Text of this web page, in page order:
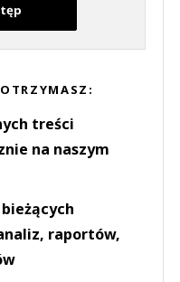
treści
na naszym
raportów,